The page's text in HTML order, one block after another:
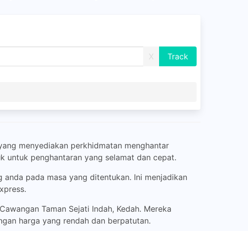
X
menyediakan perkhidmatan menghantar
untuk penghantaran yang selamat dan cepat.
pada masa yang ditentukan. Ini menjadikan
Taman Sejati Indah, Kedah. Mereka
harga yang rendah dan berpatutan.